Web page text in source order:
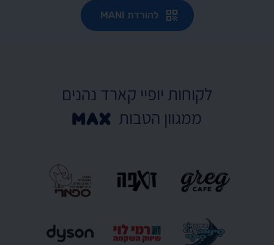
להורדת MANI
לקוחות יופיי קארד נהנים
ממגוון הטבות